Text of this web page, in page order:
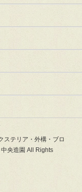
ステリア・外構・ブロ
央造園 All Rights